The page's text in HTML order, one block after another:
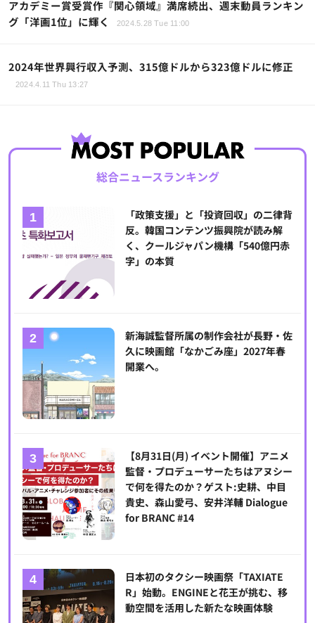
アカデミー賞受賞作『関心領域』満席続出、週末動員ランキン
グ「洋画1位」に輝く
2024.5.28 Tue 11:00
2024年世界興行収入予測、315億ドルから323億ドルに修正
2024.4.11 Thu 13:27
総合ニュースランキング
「政策支援」と「投資回収」の二律背
反。韓国コンテンツ振興院が読み解
く、クールジャパン機構「540億円赤
字」の本質
新海誠監督所属の制作会社が長野・佐
久に映画館「なかごみ座」2027年春
開業へ。
【8月31日(月) イベント開催】アニメ
監督・プロデューサーたちはアヌシー
で何を得たのか？ゲスト:史耕、中目
貴史、森山愛弓、安井洋輔 Dialogue
for BRANC #14
日本初のタクシー映画祭「TAXIATE
R」始動。ENGINEと花王が挑む、移
動空間を活用した新たな映画体験